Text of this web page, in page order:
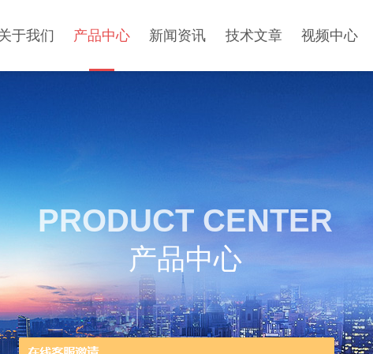
于我们 产品中心 新闻资讯 技术文章 视频中心
PRODUCT CENTER
产品中心